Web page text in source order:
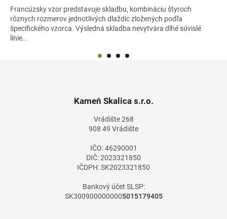
Francúzsky vzor predstavuje skladbu, kombináciu štyroch
rôznych rozmerov jednotlivých dlaždíc zložených podľa
špecifického vzorca. Výsledná skladba nevytvára dlhé súvislé
línie...
Kameň Skalica s.r.o.
Vrádište 268
908 49 Vrádište
IČO: 46290001
DIČ: 2023321850
IČDPH: SK2023321850
Bankový účet SLSP:
SK3009000000005015179405